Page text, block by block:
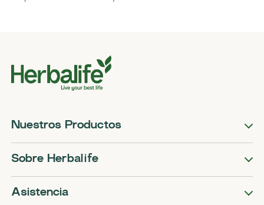
Nuestros Productos
Sobre Herbalife
Asistencia